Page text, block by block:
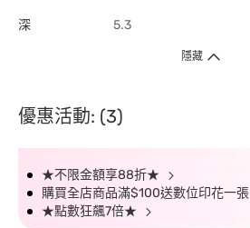
深 5.3
隱藏
優惠活動: (3)
★不限金額享88折★
購買全店商品滿$100送數位印花一張
★點數狂飆7倍★